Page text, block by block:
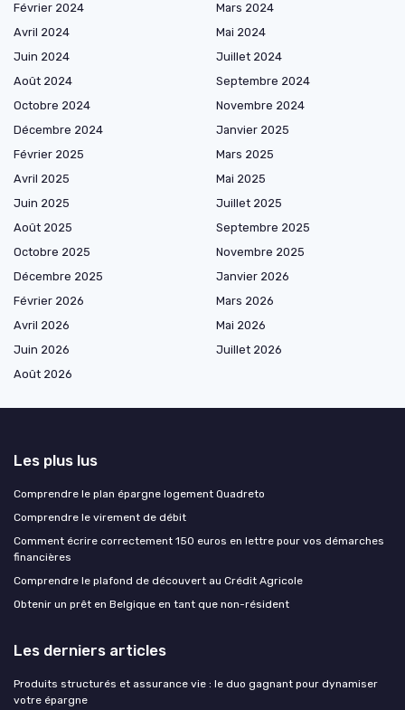
Février 2024
Mars 2024
Avril 2024
Mai 2024
Juin 2024
Juillet 2024
Août 2024
Septembre 2024
Octobre 2024
Novembre 2024
Décembre 2024
Janvier 2025
Février 2025
Mars 2025
Avril 2025
Mai 2025
Juin 2025
Juillet 2025
Août 2025
Septembre 2025
Octobre 2025
Novembre 2025
Décembre 2025
Janvier 2026
Février 2026
Mars 2026
Avril 2026
Mai 2026
Juin 2026
Juillet 2026
Août 2026
Les plus lus
Comprendre le plan épargne logement Quadreto
Comprendre le virement de débit
Comment écrire correctement 150 euros en lettre pour vos démarches
financières
Comprendre le plafond de découvert au Crédit Agricole
Obtenir un prêt en Belgique en tant que non-résident
Les derniers articles
Produits structurés et assurance vie : le duo gagnant pour dynamiser
votre épargne